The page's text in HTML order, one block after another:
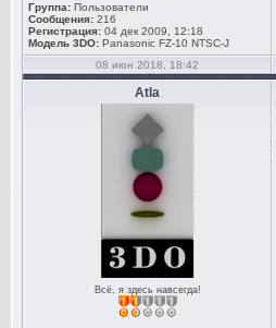
Группа: Пользователи
Сообщения: 216
Регистрация: 04 дек 2009, 12:18
Модель 3DO: Panasonic FZ-10 NTSC-J
08 июн 2018, 18:42
Atla
Всё, я здесь навсегда!